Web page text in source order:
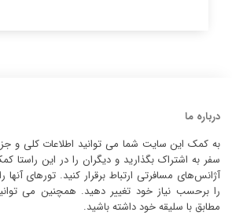
درباره ما
به کمک این سایت شما می توانید اطلاعات کلی و
سفر به اشتراک بگذارید و دیگران را در این راستا
آژانس‌های مسافرتی ارتباط برقرار کنید. تورهای
را برحسب نیاز خود تغییر دهید. همچنین می
مطابق با سلیقه خود داشته باشید.